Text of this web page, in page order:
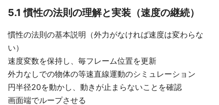
5.1 慣性の法則の理解と実装（速度の継続）
慣性の法則の基本説明（外力がなければ速度は変わらな
い）
速度変数を保持し、毎フレーム位置を更新
外力なしでの物体の等速直線運動のシミュレーション
円半径20を動かし、動きが止まらないことを確認
画面端でループさせる